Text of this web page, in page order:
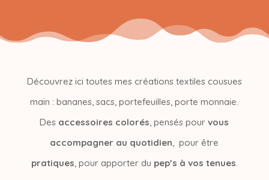
Découvrez ici toutes mes créations textiles cousues
main : bananes, sacs, portefeuilles, porte monnaie.
Des accessoires colorés, pensés pourvous
accompagner au quotidien, pour être
pratiques, pour apporter du pep’s à vos tenues.